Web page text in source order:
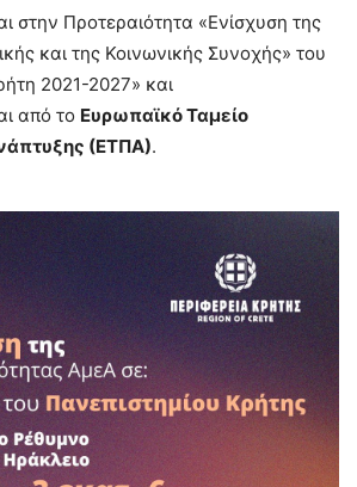
στην Προτεραιότητα «Ενίσχυση της
και της Κοινωνικής Συνοχής» του
2021-2027» και
από το Ευρωπαϊκό Ταμείο
(ΕΤΠΑ).